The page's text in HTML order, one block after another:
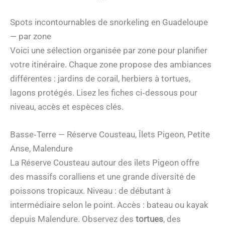
Spots incontournables de snorkeling en Guadeloupe
— par zone
Voici une sélection organisée par zone pour planifier
votre itinéraire. Chaque zone propose des ambiances
différentes : jardins de corail, herbiers à tortues,
lagons protégés. Lisez les fiches ci‑dessous pour
niveau, accès et espèces clés.
Basse‑Terre — Réserve Cousteau, Îlets Pigeon, Petite
Anse, Malendure
La Réserve Cousteau autour des îlets Pigeon offre
des massifs coralliens et une grande diversité de
poissons tropicaux. Niveau : de débutant à
intermédiaire selon le point. Accès : bateau ou kayak
depuis Malendure. Observez des tortues, des